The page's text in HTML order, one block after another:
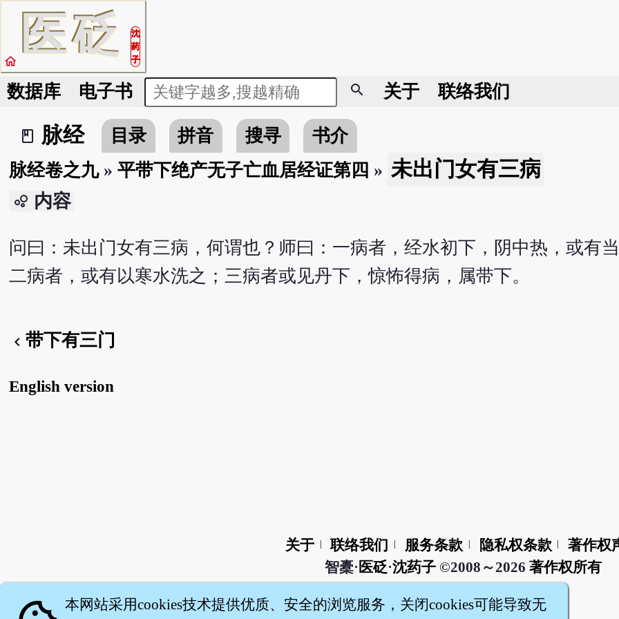
医砭
沈
药
子
home
数据库 电子书 search 关于 联络我们
book_2
脉经 目录 拼音 搜寻
书介
脉经卷之九» 平带下绝产无子亡血居经证第四 » 未出门女有三病
bubble_chart 内容
问曰：未出门女有三病，何谓也？师曰：一病者，经水初下，阴中热，或有
二病者，或有以寒水洗之；三病者或见丹下，惊怖得病，属带下。
chevron_left 带下有三门
English version
关于 联络我们 服务条款 隐私权条款
著作权
智橐· 医砭·沈药子©2008～2026 著作权所有
本网站采用cookies技术提供优质、安全的浏览服务，关闭cookies可能导致无